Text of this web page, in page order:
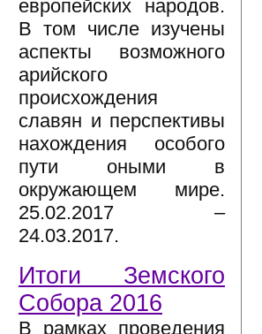
европейских народов.
В том числе изучены
аспекты возможного
арийского
происхождения
славян и перспективы
нахождения особого
пути оными в
окружающем мире.
25.02.2017 –
24.03.2017.
Итоги Земского
Собора 2016
В рамках проведения